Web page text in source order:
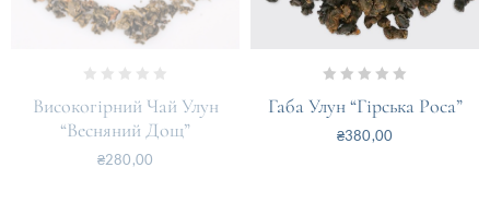
out
Високогірний Чай Улун
“Весняний Дощ”
₴280,00
out
Габа Улун “Гірська Роса”
₴380,00